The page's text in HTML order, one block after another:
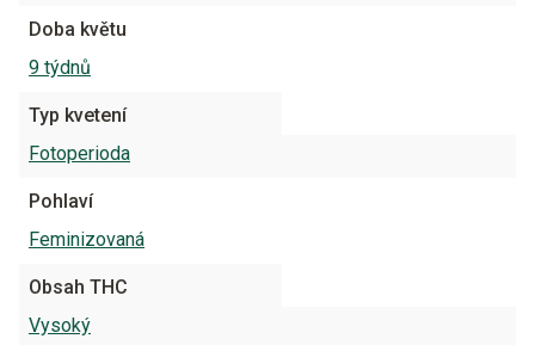
Doba květu
9 týdnů
Typ kvetení
Fotoperioda
Pohlaví
Feminizovaná
Obsah THC
Vysoký